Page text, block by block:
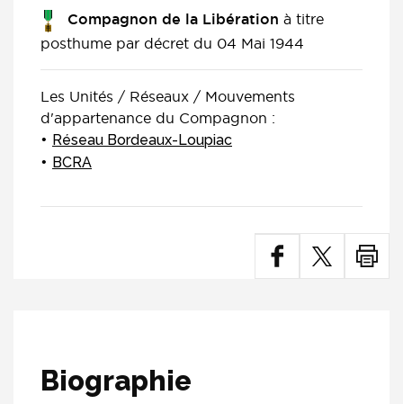
Compagnon de la Libération à titre
posthume par décret du 04 Mai 1944
Les Unités / Réseaux / Mouvements
d'appartenance du Compagnon :
Réseau Bordeaux-Loupiac
BCRA
Biographie